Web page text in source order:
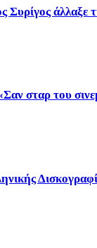
άλλαξε
σταρ του